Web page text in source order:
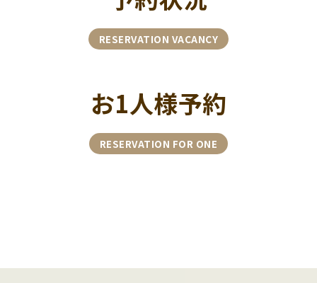
RESERVATION VACANCY
お1人様予約
RESERVATION FOR ONE